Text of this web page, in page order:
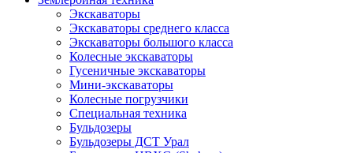
Экскаваторы
Экскаваторы среднего класса
Экскаваторы большого класса
Колесные экскаваторы
Гусеничные экскаваторы
Мини-экскаваторы
Колесные погрузчики
Специальная техника
Бульдозеры
Бульдозеры ДСТ Урал